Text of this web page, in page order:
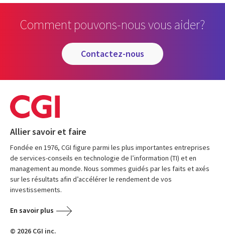
Comment pouvons-nous vous aider?
contactez-nous
Allier savoir et faire
Fondée en 1976, CGI figure parmi les plus importantes entreprises
de services-conseils en technologie de l’information (TI) et en
management au monde. Nous sommes guidés par les faits et axés
sur les résultats afin d’accélérer le rendement de vos
investissements.
En savoir plus
© 2026 CGI inc.